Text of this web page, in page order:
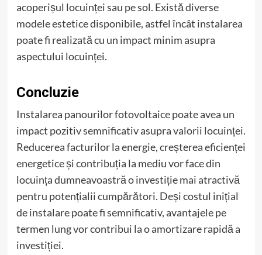
acoperișul locuinței sau pe sol. Există diverse
modele estetice disponibile, astfel încât instalarea
poate fi realizată cu un impact minim asupra
aspectului locuinței.
Concluzie
Instalarea panourilor fotovoltaice poate avea un
impact pozitiv semnificativ asupra valorii locuinței.
Reducerea facturilor la energie, creșterea eficienței
energetice și contribuția la mediu vor face din
locuința dumneavoastră o investiție mai atractivă
pentru potențialii cumpărători. Deși costul inițial
de instalare poate fi semnificativ, avantajele pe
termen lung vor contribui la o amortizare rapidă a
investiției.